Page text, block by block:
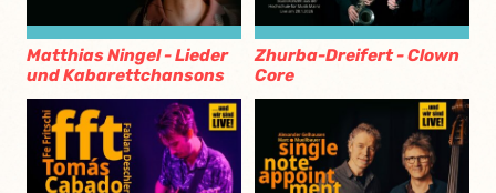
Matthias Ningel - Lieder
und Kabarettchansons
Zhurba-Dreifert - Clown
Core